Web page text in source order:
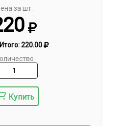
за шт.
Итого:220.00
Купить